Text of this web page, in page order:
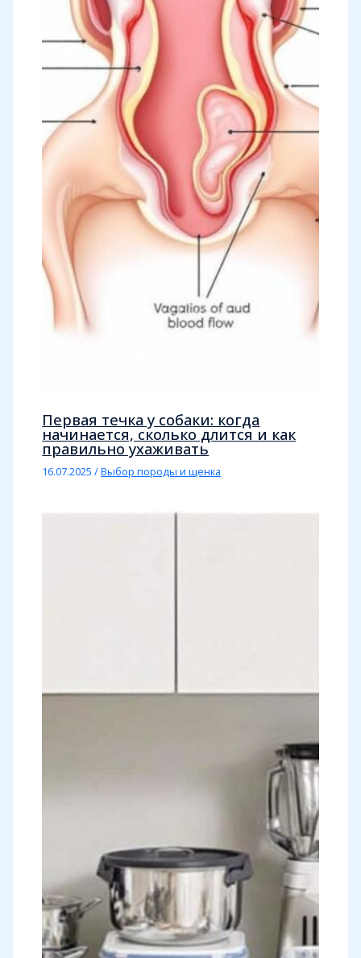
Первая течка у собаки: когда
начинается, сколько длится и как
правильно ухаживать
16.07.2025/Выбор породы и щенка